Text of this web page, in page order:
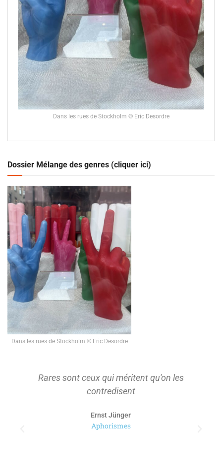
Dans les rues de Stockholm © Eric Desordre
Dossier Mélange des genres (cliquer ici)
Dans les rues de Stockholm © Eric Desordre
Rares sont ceux qui méritent qu'on les
contredisent
Ernst Jünger
Aphorismes